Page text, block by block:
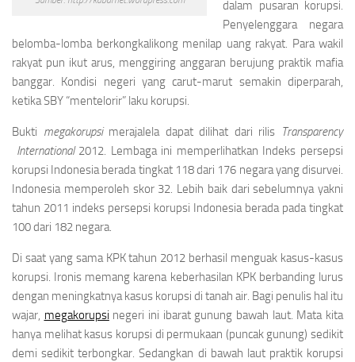
dalam pusaran korupsi.
Penyelenggara negara
belomba-lomba berkongkalikong menilap uang rakyat. Para wakil
rakyat pun ikut arus, menggiring anggaran berujung praktik mafia
banggar. Kondisi negeri yang carut-marut semakin diperparah,
ketika SBY “mentelorir” laku korupsi.
Bukti megakorupsimerajalela dapat dilihat dari rilis Transparency
International 2012. Lembaga ini memperlihatkan Indeks persepsi
korupsi Indonesia berada tingkat 118 dari 176 negara yang disurvei.
Indonesia memperoleh skor 32. Lebih baik dari sebelumnya yakni
tahun 2011 indeks persepsi korupsi Indonesia berada pada tingkat
100 dari 182 negara.
Di saat yang sama KPK tahun 2012 berhasil menguak kasus-kasus
korupsi. Ironis memang karena keberhasilan KPK berbanding lurus
dengan meningkatnya kasus korupsi di tanah air. Bagi penulis hal itu
wajar, megakorupsi negeri ini ibarat gunung bawah laut. Mata kita
hanya melihat kasus korupsi di permukaan (puncak gunung) sedikit
demi sedikit terbongkar. Sedangkan di bawah laut praktik korupsi